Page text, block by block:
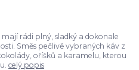
rádi plný, sladký a dokonale
Směs pečlivě vybraných káv z
oříšků a karamelu, kterou
celý popis